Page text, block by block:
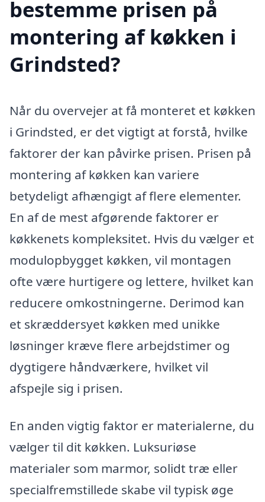
bestemme prisen på
montering af køkken i
Grindsted?
Når du overvejer at få monteret et køkken
i Grindsted, er det vigtigt at forstå, hvilke
faktorer der kan påvirke prisen. Prisen på
montering af køkken kan variere
betydeligt afhængigt af flere elementer.
En af de mest afgørende faktorer er
køkkenets kompleksitet. Hvis du vælger et
modulopbygget køkken, vil montagen
ofte være hurtigere og lettere, hvilket kan
reducere omkostningerne. Derimod kan
et skræddersyet køkken med unikke
løsninger kræve flere arbejdstimer og
dygtigere håndværkere, hvilket vil
afspejle sig i prisen.
En anden vigtig faktor er materialerne, du
vælger til dit køkken. Luksuriøse
materialer som marmor, solidt træ eller
specialfremstillede skabe vil typisk øge